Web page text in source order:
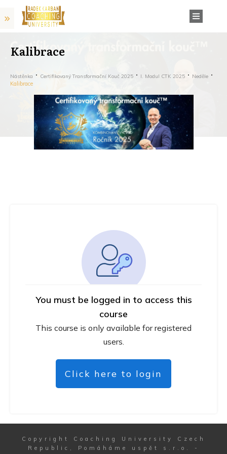
Kalibrace
Nástěnka Certifikovaný Transformační Kouč 2025 I. Modul CTK 2025 Neděle
Kalibrace
You must be logged in to access this
course
This course is only available for registered
users.
Click here to login
Copyright
Coaching University Czech
Republic, Pomáháme uspět s.r.o.
-